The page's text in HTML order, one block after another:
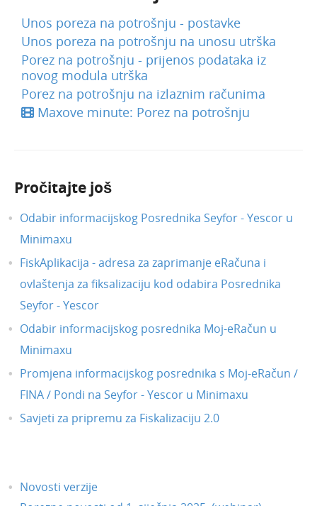
Unos poreza na potrošnju - postavke
Unos poreza na potrošnju na unosu utrška
Porez na potrošnju - prijenos podataka iz
novog modula utrška
Porez na potrošnju na izlaznim računima
Maxove minute: Porez na potrošnju
Pročitajte još
Odabir informacijskog Posrednika Seyfor - Yescor u
Minimaxu
FiskAplikacija - adresa za zaprimanje eRačuna i
ovlaštenja za fiksalizaciju kod odabira Posrednika
Seyfor - Yescor
Odabir informacijskog posrednika Moj-eRačun u
Minimaxu
Promjena informacijskog posrednika s Moj-eRačun /
FINA / Pondi na Seyfor - Yescor u Minimaxu
Savjeti za pripremu za Fiskalizaciju 2.0
Novosti verzije